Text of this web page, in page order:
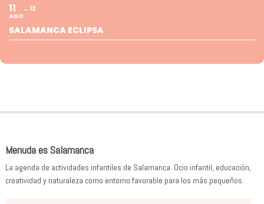
11
AGO
12
SALAMANCA ECLIPSA
Menuda es Salamanca
La agenda de actividades infantiles de Salamanca. Ocio infantil, educación,
creatividad y naturaleza como entorno favorable para los más pequeños.